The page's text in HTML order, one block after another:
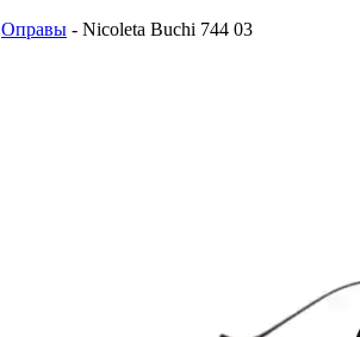
Оправы - Nicoleta Buchi 744 03